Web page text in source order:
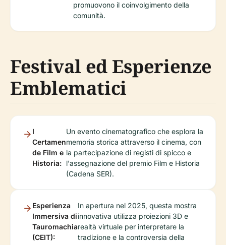
promuovono il coinvolgimento della
comunità.
Festival ed Esperienze
Emblematici
I
Certamen
de Film e
Historia:
Un evento cinematografico che esplora la
memoria storica attraverso il cinema, con
la partecipazione di registi di spicco e
l'assegnazione del premio Film e Historia
(Cadena SER).
Esperienza
Immersiva di
Tauromachia
(CEIT):
In apertura nel 2025, questa mostra
innovativa utilizza proiezioni 3D e
realtà virtuale per interpretare la
tradizione e la controversia della